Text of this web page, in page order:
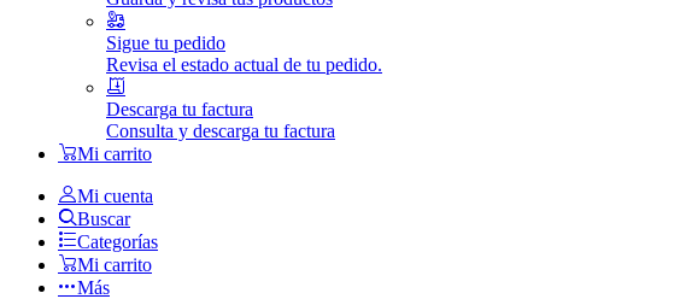
Sigue tu pedido
Revisa el estado actual de tu pedido.
Descarga tu factura
Consulta y descarga tu factura
Mi carrito
Mi cuenta
Buscar
Categorías
Mi carrito
Más